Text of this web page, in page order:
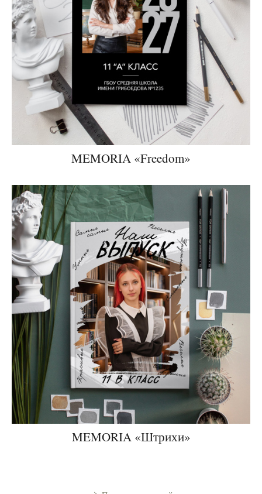
MEMORIA «Freedom»
MEMORIA «Штрихи»